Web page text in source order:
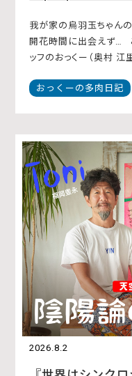
我が家の烏羽玉ちゃん
開花時間に出会えず…
ッフのおっくー（奥村 江
おっくーの多肉日記
2026.8.2